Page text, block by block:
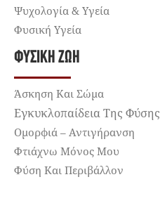
Ψυχολογία & Υγεία
Φυσική Υγεία
ΦΥΣΙΚΉ ΖΩΉ
Άσκηση Και Σώμα
Εγκυκλοπαίδεια Της Φύσης
Ομορφιά – Αντιγήρανση
Φτιάχνω Μόνος Μου
Φύση Και Περιβάλλον